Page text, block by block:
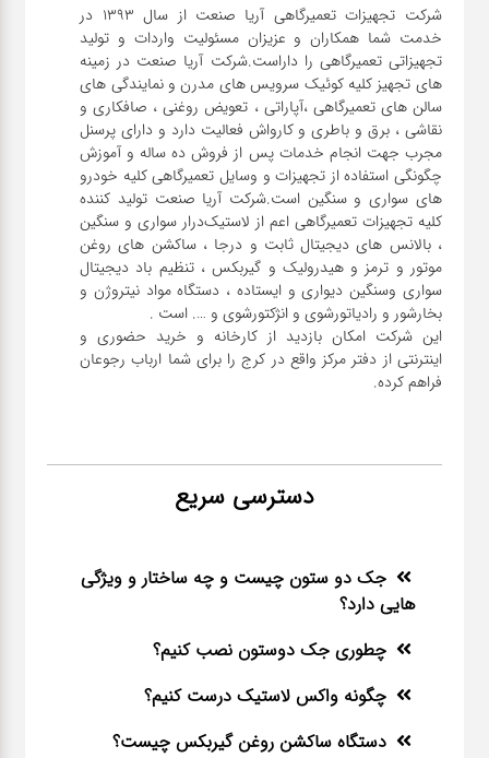
شرکت تجهیزات تعمیرگاهی آریا صنعت از سال ۱۳۹۳ در
خدمت شما همکاران و عزیزان مسئولیت واردات و تولید
تجهیزاتی تعمیرگاهی را داراست.شرکت آریا صنعت در زمینه
های تجهیز کلیه کوئیک سرویس های مدرن و نمایندگی های
سالن های تعمیرگاهی ،آپاراتی ، تعویض روغنی ، صافکاری و
نقاشی ، برق و باطری و کارواش فعالیت دارد و دارای پرسنل
مجرب جهت انجام خدمات پس از فروش ده ساله و آموزش
چگونگی استفاده از تجهیزات و وسایل تعمیرگاهی کلیه خودرو
های سواری و سنگین است.شرکت آریا صنعت تولید کننده
کلیه تجهیزات تعمیرگاهی اعم از لاستیک‌درار سواری و ‌سنگین
، بالانس های دیجیتال ثابت و درجا ، ساکشن های روغن
موتور و ترمز و هیدرولیک و گیربکس ، تنظیم باد دیجیتال
سواری و‌سنگین دیواری و ایستاده ، دستگاه مواد نیتروژن و
این شرکت امکان بازدید از کارخانه و خرید حضوری و
اینترنتی از دفتر مرکز واقع در کرج را برای شما ارباب رجوعان
فراهم کرده.
دسترسی سریع
جک دو ستون چیست و چه ساختار و ویژگی
هایی دارد؟
چطوری جک دوستون نصب کنیم؟
چگونه واکس لاستیک درست کنیم؟
دستگاه ساکشن روغن گیربکس چیست؟